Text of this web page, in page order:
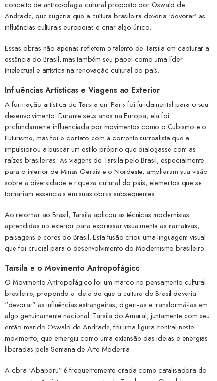
conceito de antropofagia cultural proposto por Oswald de
Andrade, que sugeria que a cultura brasileira deveria ‘devorar’ as
influências culturais europeias e criar algo único.
Essas obras não apenas refletem o talento de Tarsila em capturar a
essência do Brasil, mas também seu papel como uma líder
intelectual e artística na renovação cultural do país.
Influências Artísticas e Viagens ao Exterior
A formação artística de Tarsila em Paris foi fundamental para o seu
desenvolvimento. Durante seus anos na Europa, ela foi
profundamente influenciada por movimentos como o Cubismo e o
Futurismo, mas foi o contato com a corrente surrealista que a
impulsionou a buscar um estilo próprio que dialogasse com as
raízes brasileiras. As viagens de Tarsila pelo Brasil, especialmente
para o interior de Minas Gerais e o Nordeste, ampliaram sua visão
sobre a diversidade e riqueza cultural do país, elementos que se
tornariam essenciais em suas obras subsequentes.
Ao retornar ao Brasil, Tarsila aplicou as técnicas modernistas
aprendidas no exterior para expressar visualmente as narrativas,
paisagens e cores do Brasil. Esta fusão criou uma linguagem visual
que foi crucial para o desenvolvimento do Modernismo brasileiro.
Tarsila e o Movimento Antropofágico
O Movimento Antropofágico foi um marco no pensamento cultural
brasileiro, propondo a ideia de que a cultura do Brasil deveria
“devorar” as influências estrangeiras, digeri-las e transformá-las em
algo genuinamente nacional. Tarsila do Amaral, juntamente com seu
então marido Oswald de Andrade, foi uma figura central neste
movimento, que emergiu como uma extensão das ideias e energias
liberadas pela Semana de Arte Moderna.
A obra “Abaporu” é frequentemente citada como catalisadora do